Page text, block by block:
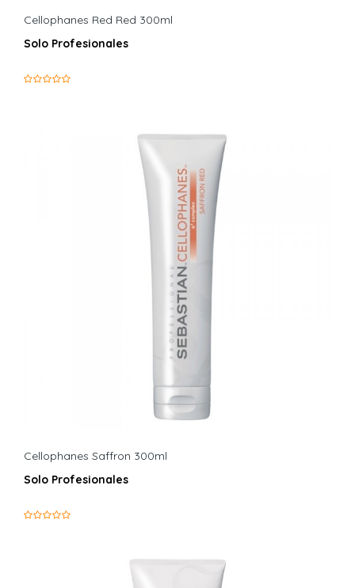
Cellophanes Red Red 300ml
Solo Profesionales
Cellophanes Saffron 300ml
Solo Profesionales